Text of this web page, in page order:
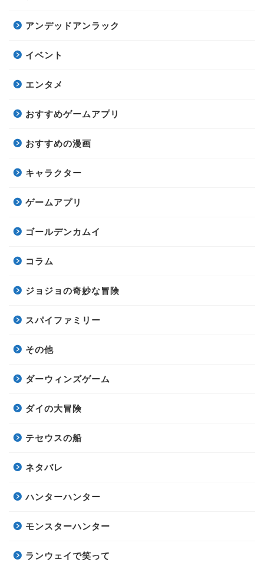
アンデッドアンラック
イベント
エンタメ
おすすめゲームアプリ
おすすめの漫画
キャラクター
ゲームアプリ
ゴールデンカムイ
コラム
ジョジョの奇妙な冒険
スパイファミリー
その他
ダーウィンズゲーム
ダイの大冒険
テセウスの船
ネタバレ
ハンターハンター
モンスターハンター
ランウェイで笑って